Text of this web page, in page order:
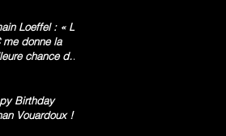
Loeffel : « Le
me donne la
chance de
Birthday
Vouardoux !